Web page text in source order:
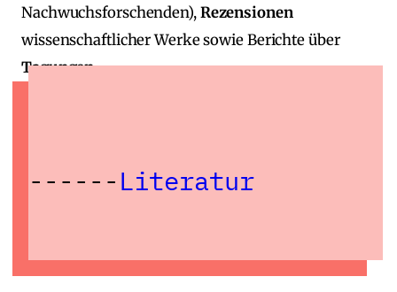
Nachwuchsforschenden),Rezensionen
wissenschaftlicher Werke sowie Berichte über
Tagungen.
Literatur